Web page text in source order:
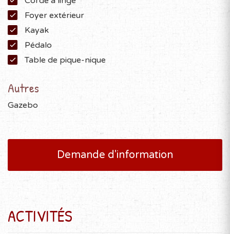
Foyer extérieur
Kayak
Pédalo
Table de pique-nique
Autres
Gazebo
Demande d'information
ACTIVITÉS